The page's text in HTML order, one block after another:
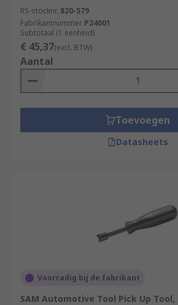
RS-stocknr. 820-579
Fabrikantnummer P24001
Subtotaal (1 eenheid)
€ 45,37(excl. BTW)
Aantal
Toevoegen
Datasheets
Voorradig bij de fabrikant
SAM Automotive Tool Pick Up Tool,